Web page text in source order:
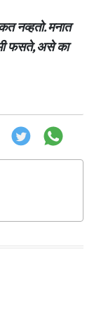
नव्हतो. मनात
फसते, असे का